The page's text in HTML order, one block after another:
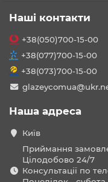
Наші контакти
+38(050)700-15-00
+38(077)700-15-00
+38(073)700-15-00
Наша адреса
Київ
Приймання
Цілодобово 24/7
Консультації по